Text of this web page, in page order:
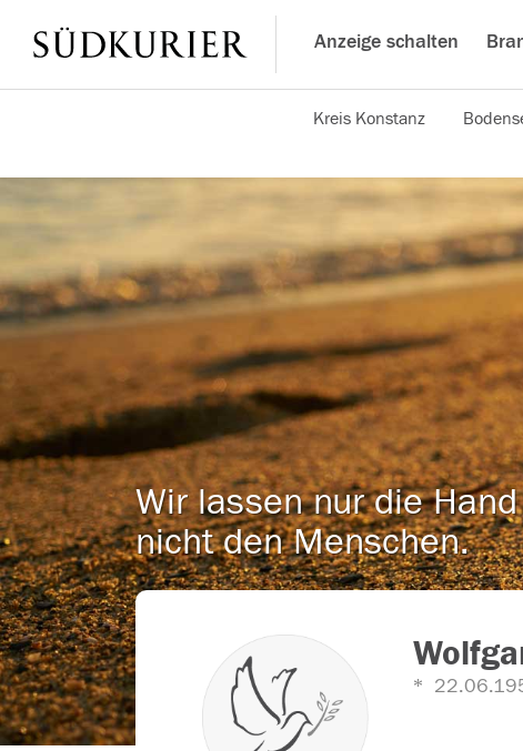
Anzeige schalten
Kreis Konstanz
Wir lassen nur die
nicht den Menschen.